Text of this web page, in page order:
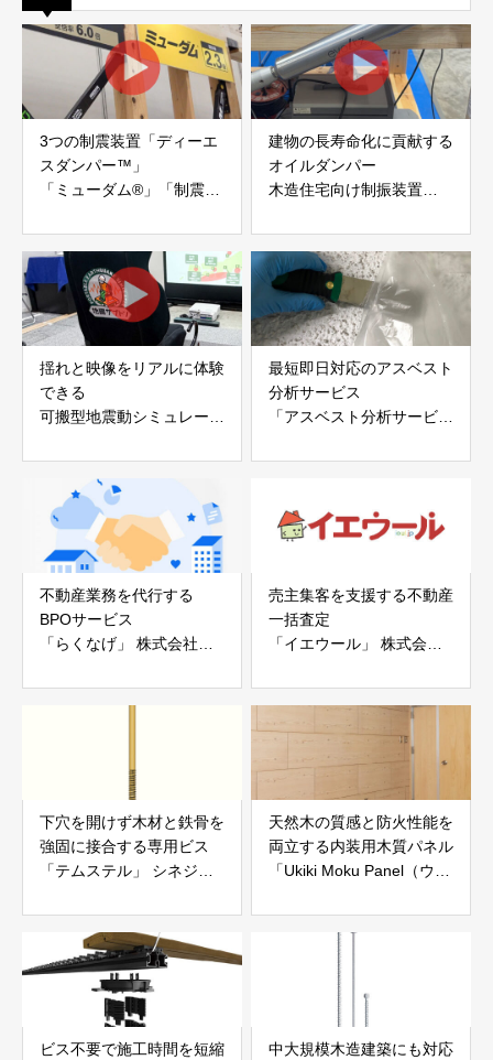
3つの制震装置「ディーエ
スダンパー™」
「ミューダム®」「制震テ
アイディールブレーン株式
会社
建物の長寿命化に貢献する
オイルダンパー
木造住宅向け制振装置
株式会社evoltz
揺れと映像をリアルに体験
できる
可搬型地震動シミュレータ
白山工業株式会社
最短即日対応のアスベスト
分析サービス
「アスベスト分析サービ
不動産業務を代行する
BPOサービス
「らくなげ」 株式会社い
売主集客を支援する不動産
一括査定
「イエウール」 株式会社
下穴を開けず木材と鉄骨を
強固に接合する専用ビス
「テムステル」 シネジッ
天然木の質感と防火性能を
両立する内装用木質パネル
「Ukiki Moku Panel（ウキ
社サンパテック
ビス不要で施工時間を短縮
中大規模木造建築にも対応